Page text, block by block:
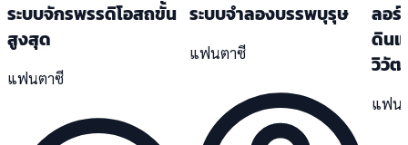
ระบบจักรพรรดิโอสถขั้น
สูงสุด
แฟนตาซี
ระบบจำลองบรรพบุรุษ
แฟนตาซี
ลอร์
ดิน
วิวัฒ
แฟน